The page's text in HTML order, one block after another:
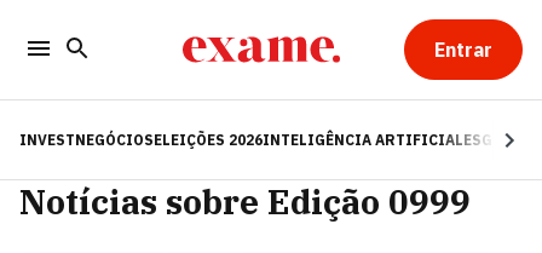
Entrar
INVESTNEGÓCIOSELEIÇÕES 2026INTELIGÊNCIA ARTIFICIALESG
Notícias sobre Edição 0999